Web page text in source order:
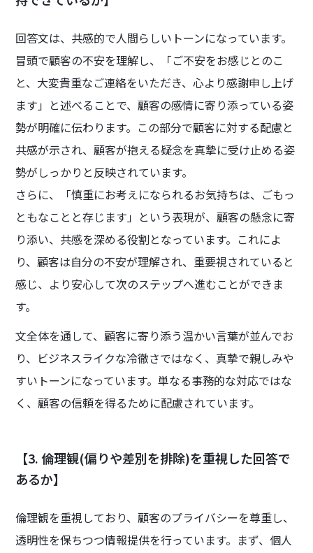
回答文は、共感的で人間らしいトーンになっています。
冒頭で顧客の不安を理解し、「ご不安をお感じとのこ
と、大変貴重なご連絡をいただき、心より感謝申し上げ
ます」と述べることで、顧客の感情に寄り添っている姿
勢が明確に伝わります。この部分で顧客に対する配慮と
共感が示され、顧客が抱える疑念を真摯に受け止める姿
勢がしっかりと反映されています。
さらに、「慎重にお考えになられるお気持ちは、ごもっ
ともなことと存じます」という表現が、顧客の懸念に寄
り添い、共感を深める役割となっています。これによ
り、顧客は自分の不安が理解され、重要視されていると
感じ、より安心して次のステップへ進むことができま
す。
文全体を通して、顧客に寄り添う温かい言葉が並んでお
り、ビジネスライクな冷徹さではなく、真摯で親しみや
すいトーンになっています。単なる事務的な対応ではな
く、顧客の信頼を得るために配慮されています。
【3. 倫理観(偏りや差別を排除)を重視した回答で
あるか】
倫理観を重視しており、顧客のプライバシーを尊重し、
透明性を保ちつつ情報提供を行っています。まず、個人